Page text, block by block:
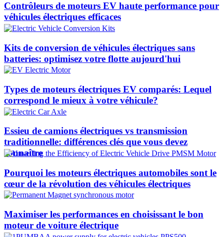
Contrôleurs de moteurs EV haute performance pour
véhicules électriques efficaces
Kits de conversion de véhicules électriques sans
batteries: optimisez votre flotte aujourd'hui
Types de moteurs électriques EV comparés: Lequel
correspond le mieux à votre véhicule?
Essieu de camions électriques vs transmission
traditionnelle: différences clés que vous devez
connaître
Pourquoi les moteurs électriques automobiles sont le
cœur de la révolution des véhicules électriques
Maximiser les performances en choisissant le bon
moteur de voiture électrique